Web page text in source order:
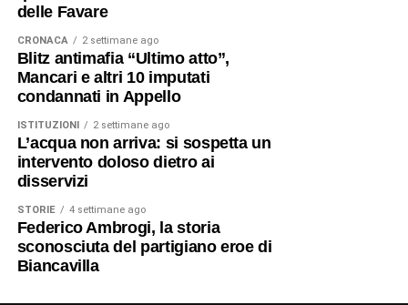
delle Favare
CRONACA 2 settimane ago
Blitz antimafia “Ultimo atto”,
Mancari e altri 10 imputati
condannati in Appello
ISTITUZIONI 2 settimane ago
L’acqua non arriva: si sospetta un
intervento doloso dietro ai
disservizi
STORIE 4 settimane ago
Federico Ambrogi, la storia
sconosciuta del partigiano eroe di
Biancavilla